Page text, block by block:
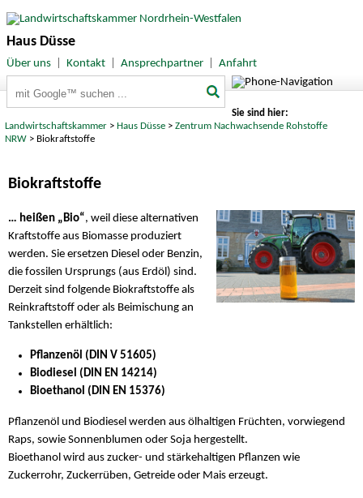
Haus Düsse
Über uns| Kontakt| Ansprechpartner| Anfahrt
Sie sind hier:
Landwirtschaftskammer > Haus Düsse >Zentrum Nachwachsende Rohstoffe
NRW > Biokraftstoffe
Biokraftstoffe
… heißen „Bio“, weil diese alternativen
Kraftstoffe aus Biomasse produziert
werden. Sie ersetzen Diesel oder Benzin,
die fossilen Ursprungs (aus Erdöl) sind.
Derzeit sind folgende Biokraftstoffe als
Reinkraftstoff oder als Beimischung an
Tankstellen erhältlich:
Pflanzenöl (DIN V 51605)
Biodiesel (DIN EN 14214)
Bioethanol (DIN EN 15376)
Pflanzenöl und Biodiesel werden aus ölhaltigen Früchten, vorwiegend
Raps, sowie Sonnenblumen oder Soja hergestellt.
Bioethanol wird aus zucker- und stärkehaltigen Pflanzen wie
Zuckerrohr, Zuckerrüben, Getreide oder Mais erzeugt.